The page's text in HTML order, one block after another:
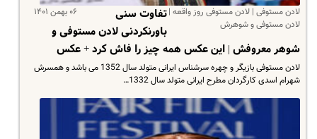
لادن مستوفی | لادن مستوفی روز واقعه |
لادن مستوفی و شوهرش
۰۶ بهمن ۱۴۰۱
تفاوت سنی
باورنکردنی لادن مستوفی و
شوهر معروفش | این عکس همه چیز را فاش کرد + عکس
لادن مستوفی بازیگر و چهره سرشناس ایرانی متولد سال 1352 می باشد و همسرش
شهرام اسدی کارگردان مطرح ایرانی متولد سال 1332…